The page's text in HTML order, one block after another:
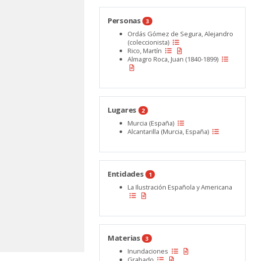
Personas 3
Ordás Gómez de Segura, Alejandro
(coleccionista)
Rico, Martín
Almagro Roca, Juan (1840-1899)
Lugares 2
Murcia (España)
Alcantarilla (Murcia, España)
Entidades 1
La Ilustración Española y Americana
Materias 3
Inundaciones